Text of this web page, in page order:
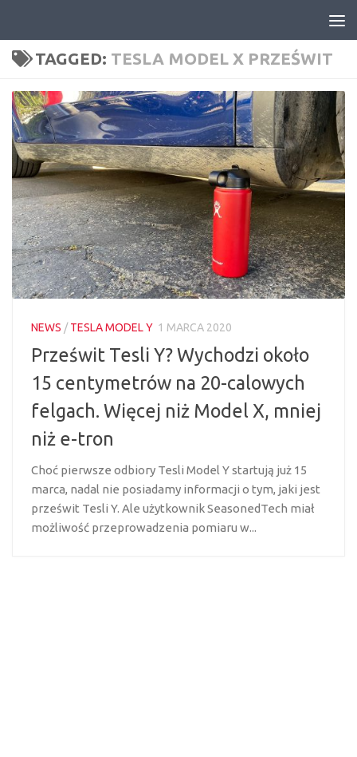
TAGGED: TESLA MODEL X PRZEŚWIT
NEWS /TESLA MODEL Y 1 MARCA 2020
Prześwit Tesli Y? Wychodzi około
15 centymetrów na 20-calowych
felgach. Więcej niż Model X, mniej
niż e-tron
Choć pierwsze odbiory Tesli Model Y startują już 15
marca, nadal nie posiadamy informacji o tym, jaki jest
prześwit Tesli Y. Ale użytkownik SeasonedTech miał
możliwość przeprowadzenia pomiaru w...